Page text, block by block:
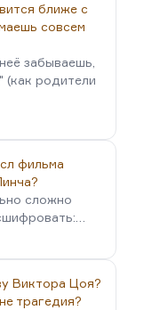
ближе с
совсем
забываешь,
(как родители
фильма
сложно
Виктора Цоя?
трагедия?